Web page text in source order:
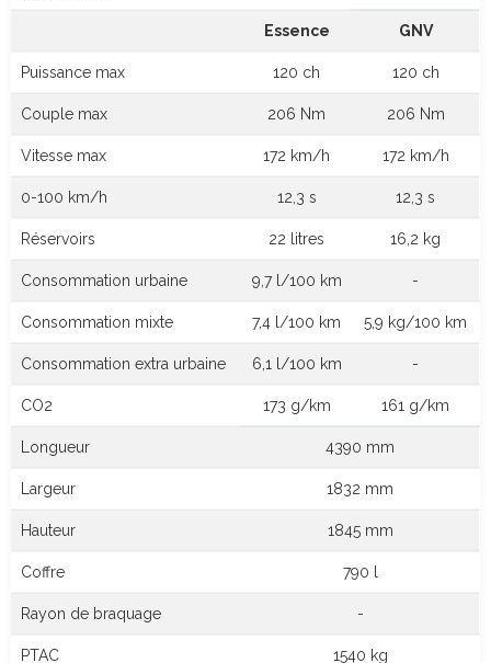
Essence GNV
Puissance max 120 ch 120 ch
Couple max 206 Nm 206 Nm
Vitesse max 172 km/h 172 km/h
0-100 km/h 12,3 s 12,3 s
Réservoirs 22 litres 16,2 kg
Consommation urbaine 9,7 l/100 km -
Consommation mixte 7,4 l/100 km 5,9 kg/100 km
Consommation extra urbaine 6,1 l/100 km -
CO2 173 g/km 161 g/km
Longueur 4390 mm
Largeur 1832 mm
Hauteur 1845 mm
Coffre 790 l
Rayon de braquage -
PTAC 1540 kg